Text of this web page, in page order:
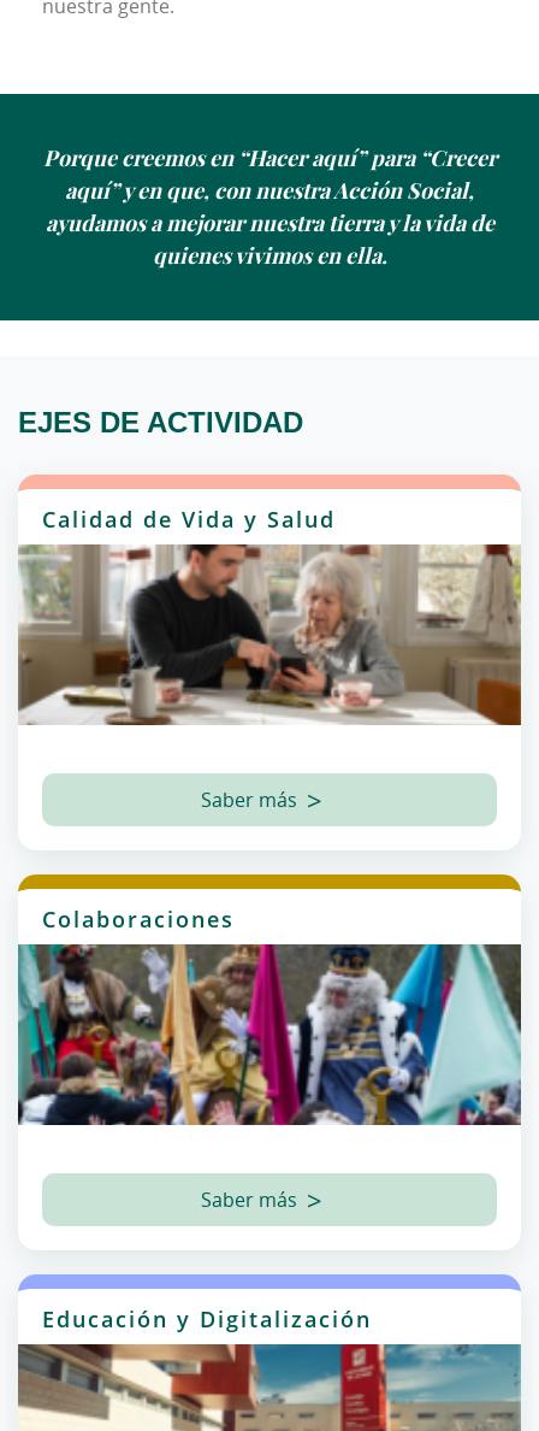
nuestra gente.
Porque creemos en “Hacer aquí” para “Crecer
aquí” y en que, con nuestra Acción Social,
ayudamos a mejorar nuestra tierra y la vida de
quienes vivimos en ella.
EJES DE ACTIVIDAD
Calidad de Vida y Salud
Saber más
Colaboraciones
Saber más
Educación y Digitalización